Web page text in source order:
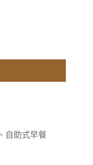
自助式早餐